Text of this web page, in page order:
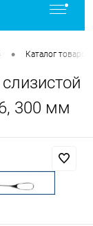
• Каталог товаров
300 мм